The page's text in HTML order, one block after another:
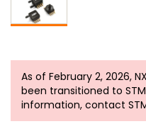
As of February 2, 2026,
been transitioned to
information, contact